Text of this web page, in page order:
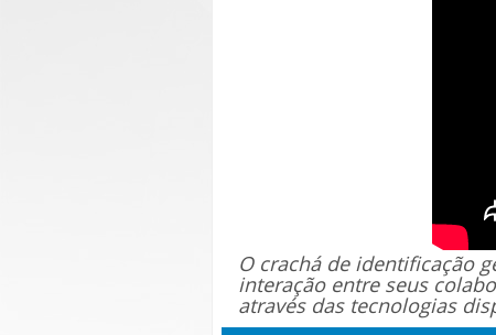
O crachá de identificação
interação entre seus
através das tecnologias